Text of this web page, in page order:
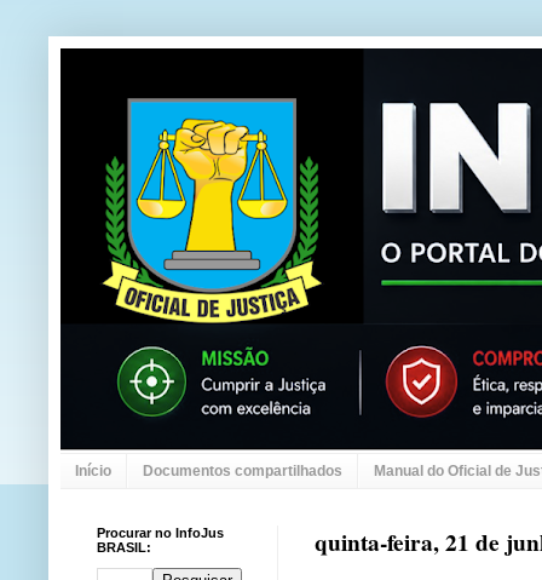
Início Documentos compartilhados Manual do Oficial de
quinta-feira, 21 de
Procurar no InfoJus
BRASIL: